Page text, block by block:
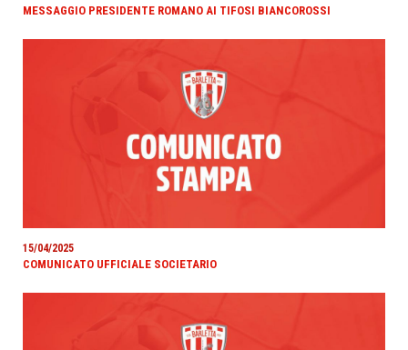
MESSAGGIO PRESIDENTE ROMANO AI TIFOSI BIANCOROSSI
15/04/2025
COMUNICATO UFFICIALE SOCIETARIO